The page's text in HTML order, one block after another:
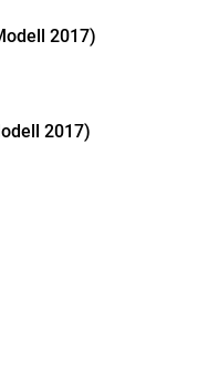
2017)
2017)